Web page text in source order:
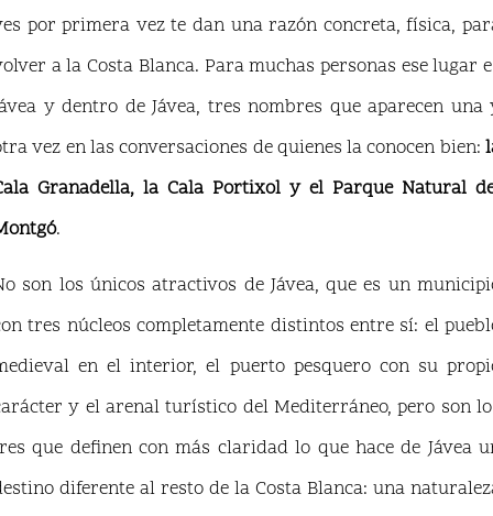
por primera vez te dan una razón concreta, física,
a la Costa Blanca. Para muchas personas ese lugar
y dentro de Jávea, tres nombres que aparecen una
vez en las conversaciones de quienes la conocen bien:
Granadella, la Cala Portixol y el Parque Natural
.
son los únicos atractivos de Jávea, que es un
tres núcleos completamente distintos entre sí: el
en el interior, el puerto pesquero con su
y el arenal turístico del Mediterráneo, pero son
que definen con más claridad lo que hace de Jávea
diferente al resto de la Costa Blanca: una